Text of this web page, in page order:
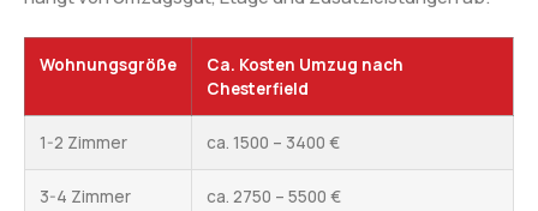
Wohnungsgröße
Ca. Kosten Umzug nach
Chesterfield
1-2 Zimmer ca. 1500 – 3400 €
3-4 Zimmer ca. 2750 – 5500 €